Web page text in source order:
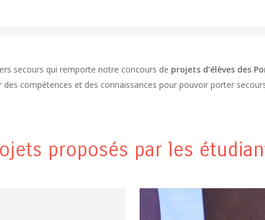
secours qui remporte notre concours de projets d’élèves des
compétences et des connaissances pour pouvoir porter
proposés par les